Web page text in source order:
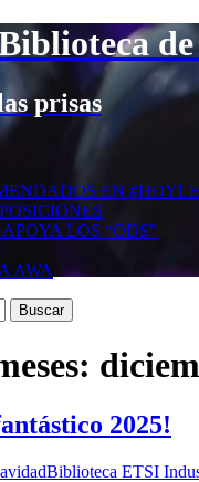
prisas
EN
LOS “ODS”
AWA
2025!
Biblioteca ETSI